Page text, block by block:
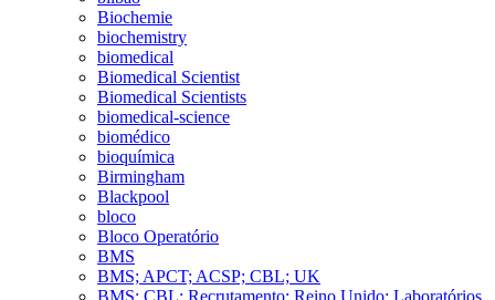
Biochemie
biochemistry
biomedical
Biomedical Scientist
Biomedical Scientists
biomedical-science
biomédico
bioquímica
Birmingham
Blackpool
bloco
Bloco Operatório
BMS
BMS; APCT; ACSP; CBL; UK
BMS; CBL; Recrutamento; Reino Unido; Laboratórios